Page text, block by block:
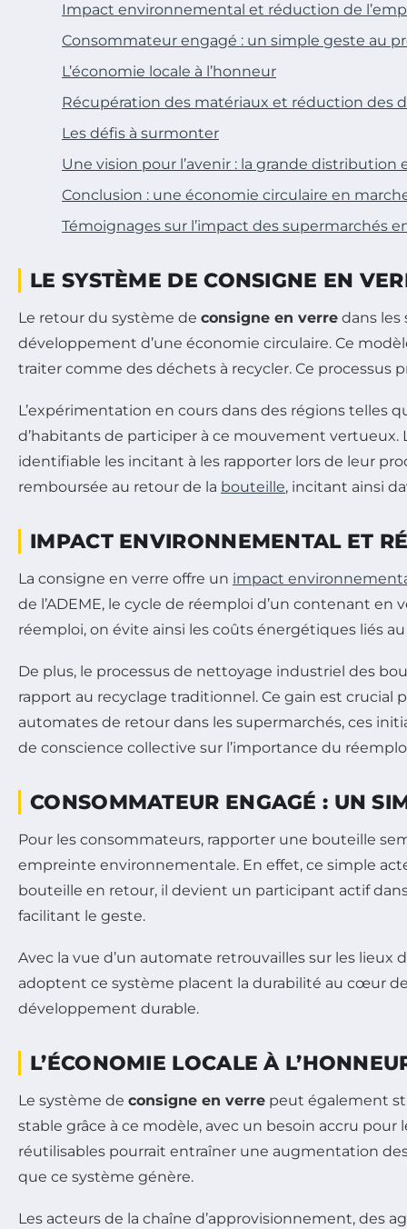
Impact environnemental et réduction de
Consommateur engagé : un simple geste au
L’économie locale à l’honneur
Récupération des matériaux et réduction des
Les défis à surmonter
Une vision pour l’avenir : la grande distribution
Conclusion : une économie circulaire en
Témoignages sur l’impact des supermarchés
LE SYSTÈME DE CONSIGNE EN
Le retour du système de consigne en verre dans les
développement d’une économie circulaire. Ce
traiter comme des déchets à recycler. Ce processus
L’expérimentation en cours dans des régions telles
d’habitants de participer à ce mouvement
identifiable les incitant à les rapporter lors de leur
remboursée au retour de la bouteille, incitant ainsi
IMPACT ENVIRONNEMENTAL ET
La consigne en verre offre un impact
de l’ADEME, le cycle de réemploi d’un contenant
réemploi, on évite ainsi les coûts énergétiques liés
De plus, le processus de nettoyage industriel des
rapport au recyclage traditionnel. Ce gain est crucial
automates de retour dans les supermarchés, ces
de conscience collective sur l’importance du
CONSOMMATEUR ENGAGÉ : UN
Pour les consommateurs, rapporter une bouteille
empreinte environnementale. En effet, ce simple
bouteille en retour, il devient un participant actif
facilitant le geste.
Avec la vue d’un automate retrouvailles sur les lieux
adoptent ce système placent la durabilité au cœur
développement durable.
L’ÉCONOMIE LOCALE À
Le système de consigne en verre peut également
stable grâce à ce modèle, avec un besoin accru
réutilisables pourrait entraîner une augmentation
que ce système génère.
Les acteurs de la chaîne d’approvisionnement, des